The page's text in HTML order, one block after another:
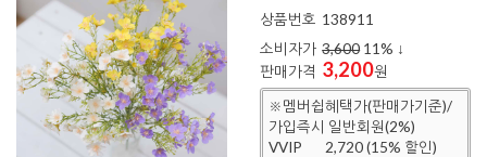
상품번호 138911
소비자가 3,600 11% ↓
판매가격 3,200원
※멤버쉽혜택가(판매가기준)/
가입즉시 일반회원(2%)
VVIP
2,720 (15% 할인)